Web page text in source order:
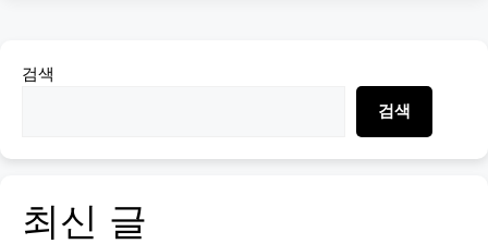
검색
검색
최신 글